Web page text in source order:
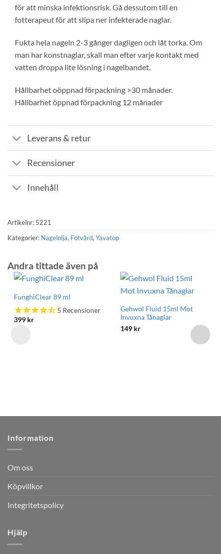
för att minska infektionsrisk. Gå dessutom till en
fotterapeut för att slipa ner infekterade naglar.
Fukta hela nageln 2-3 gånger dagligen och låt torka. Om
man har konstnaglar, skall man efter varje kontakt med
vatten droppa lite lösning i nagelbandet.
Hållbarhet oöppnad förpackning >30 månader.
Hållbarhet öppnad förpackning 12 månader
Leverans & retur
Recensioner
Innehåll
Artikelnr: 5221
Kategorier: Nagelolja, Fotvård, Yavatop
Andra tittade även på
FunghiClear 89 ml
5 Recensioner
399 kr
Gehwol Fluid 15ml Mot
Invuxna Tånaglar
149 kr
Information
Om oss
Köpvillkor
Integritetspolicy
Hjälp